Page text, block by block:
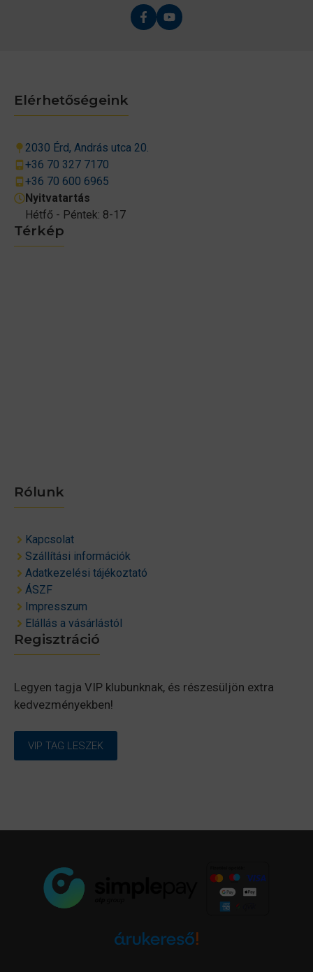
Térkép
Rólunk
Kapcsolat
Szállítási információk
Adatkezelési tájékoztató
ÁSZF
Impresszum
Elállás a vásárlástól
Elérhetőségeink
2030 Érd, András utca 20.
+36 70 327 7170
+36 70 600 6965
Nyitvatartás
Hétfő - Péntek: 8-17
Regisztráció
Legyen tagja VIP klubunknak, és részesüljön extra
kedvezményekben!
VIP TAG LESZEK